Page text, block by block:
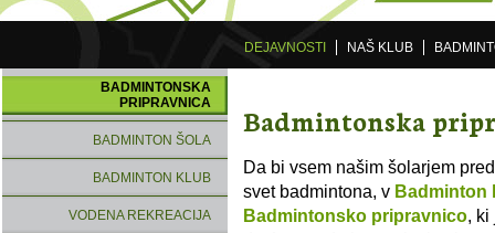
DEJAVNOSTI NAŠ KLUB
BADMINTONSKA
PRIPRAVNICA
BADMINTON ŠOLA
BADMINTON KLUB
VODENA REKREACIJA
Badmintonska
Da bi vsem našim šolarjem
svet badmintona, v Badminton
Badmintonsko pripravnico, ki